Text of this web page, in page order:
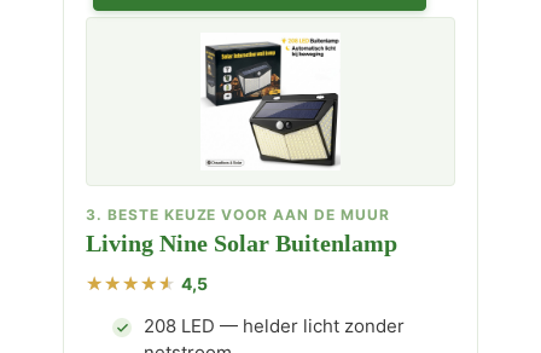
3. BESTE KEUZE VOOR AAN DE MUUR
Living Nine Solar Buitenlamp
4,5
208 LED — helder licht zonder